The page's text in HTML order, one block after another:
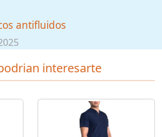
antifluidos
interesarte